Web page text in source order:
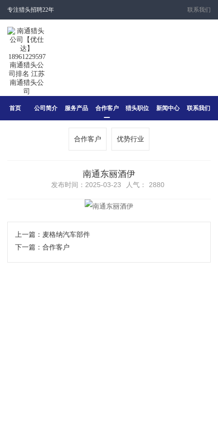
专注猎头招聘22年 联系我们
首页 公司简介 服务产品 合作客户 猎头职位 新闻中心 联系我们
合作客户 优势行业
南通东丽酒伊
发布时间：2025-03-23 人气： 2880
上一篇： 麦格纳汽车部件
下一篇： 合作客户